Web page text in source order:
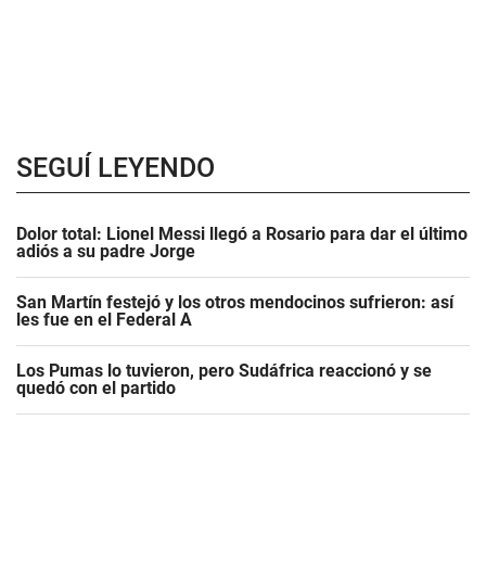
SEGUÍ LEYENDO
Dolor total: Lionel Messi llegó a Rosario para dar el último
adiós a su padre Jorge
San Martín festejó y los otros mendocinos sufrieron: así
les fue en el Federal A
Los Pumas lo tuvieron, pero Sudáfrica reaccionó y se
quedó con el partido